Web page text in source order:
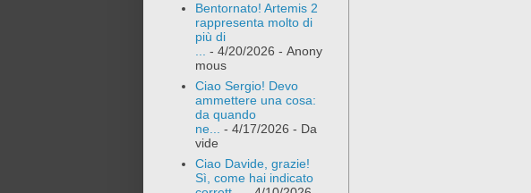
Bentornato! Artemis 2
rappresenta molto di
più di
... - 4/20/2026 - Anony
mous
Ciao Sergio! Devo
ammettere una cosa:
da quando
ne... - 4/17/2026 - Da
vide
Ciao Davide, grazie!
Sì, come hai indicato